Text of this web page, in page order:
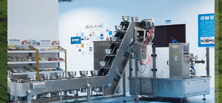
compris le thé
pyramidal
tridimensionnel.